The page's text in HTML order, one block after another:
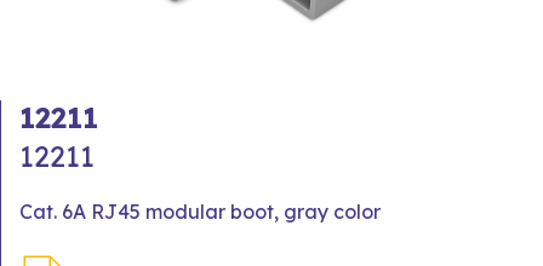
12211
12211
Cat. 6A RJ45 modular boot, gray color